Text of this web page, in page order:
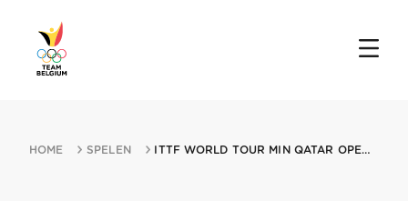
HOME SPELEN ITTF WORLD TOUR MIN QATAR OPEN 27032016 DOHA